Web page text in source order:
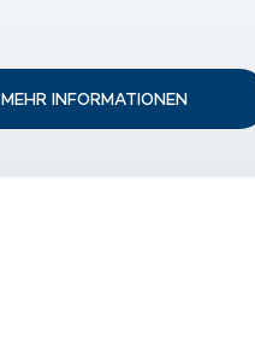
MEHR INFORMATIONEN